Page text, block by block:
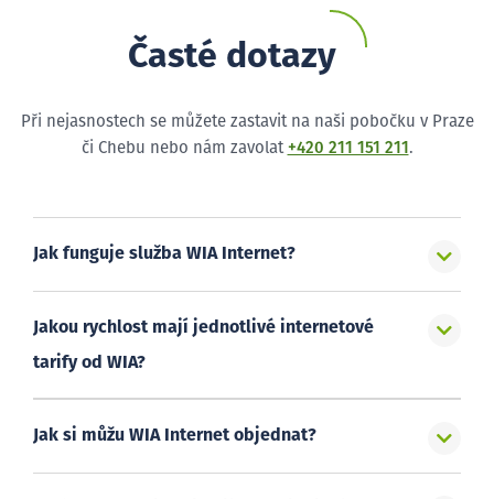
Časté dotazy
Při nejasnostech se můžete zastavit na naši pobočku v Praze
či Chebu nebo nám zavolat +420 211 151 211 .
Jak funguje služba WIA Internet?
Jakou rychlost mají jednotlivé internetové
tarify od WIA?
Jak si můžu WIA Internet objednat?